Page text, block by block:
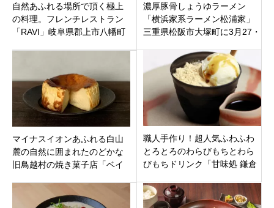
自然あふれる場所で頂く極上
の料理。フレンチレストラン
「RAVI」岐阜県郡上市八幡町
濃厚豚骨しょうゆラーメン
「横浜家系ラーメン松浦家」
三重県松阪市大塚町に3月27・
マイナスイオンあふれる白山
麓の自然に囲まれたのどかな
旧鳥越村の焼き菓子店「ベイ
職人手作り！超人気ふわふわ
とろとろのわらびもちとわら
びもちドリンク「甘味処 鎌倉
11月4日オープン